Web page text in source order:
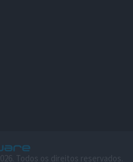
Todos os direitos reservados.